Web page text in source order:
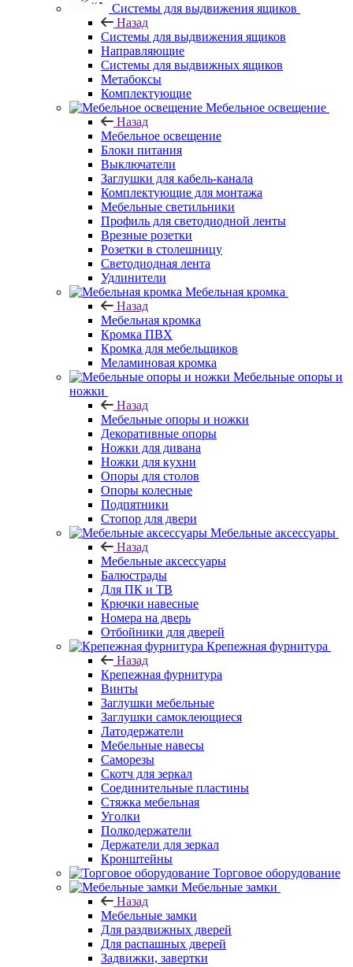
Системы для выдвижения ящиков
Назад
Системы для выдвижения ящиков
Направляющие
Системы для выдвижных ящиков
Метабоксы
Комплектующие
Мебельное освещение
Назад
Мебельное освещение
Блоки питания
Выключатели
Заглушки для кабель-канала
Комплектующие для монтажа
Мебельные светильники
Профиль для светодиодной ленты
Врезные розетки
Розетки в столешницу
Светодиодная лента
Удлинители
Мебельная кромка
Назад
Мебельная кромка
Кромка ПВХ
Кромка для мебельщиков
Меламиновая кромка
Мебельные опоры и
ножки
Назад
Мебельные опоры и ножки
Декоративные опоры
Ножки для дивана
Ножки для кухни
Опоры для столов
Опоры колесные
Подпятники
Стопор для двери
Мебельные аксессуары
Назад
Мебельные аксессуары
Балюстрады
Для ПК и ТВ
Крючки навесные
Номера на дверь
Отбойники для дверей
Крепежная фурнитура
Назад
Крепежная фурнитура
Винты
Заглушки мебельные
Заглушки самоклеющиеся
Латодержатели
Мебельные навесы
Саморезы
Скотч для зеркал
Соединительные пластины
Стяжка мебельная
Уголки
Полкодержатели
Держатели для зеркал
Кронштейны
Торговое оборудование
Мебельные замки
Назад
Мебельные замки
Для раздвижных дверей
Для распашных дверей
Задвижки, завертки